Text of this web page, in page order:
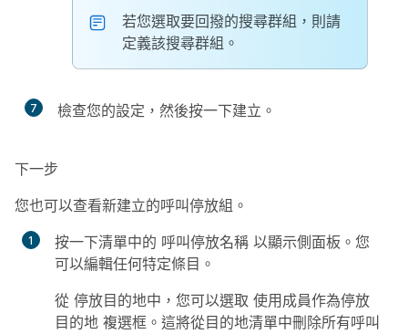
若您選取要回撥的搜尋群組，則請
定義該搜尋群組。
7 檢查您的設定，然後按一下建立 。
下一步
您也可以查看新建立的呼叫停放組。
按一下清單中的 呼叫停放名稱 以顯示側面板。您
可以編輯任何特定條目。
從 停放目的地中，您可以選取 使用成員作為停放
目的地 複選框。這將從目的地清單中刪除所有呼叫